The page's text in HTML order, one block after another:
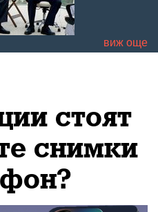
идеите
на
виж още
стоят
снимки